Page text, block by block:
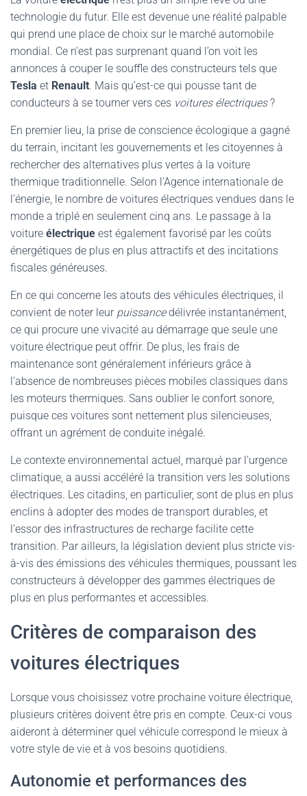
technologie du futur. Elle est devenue une réalité palpable
qui prend une place de choix sur le marché automobile
mondial. Ce n’est pas surprenant quand l’on voit les
annonces à couper le souffle des constructeurs tels que
Tesla et Renault. Mais qu’est-ce qui pousse tant de
conducteurs à se tourner vers ces voitures électriques?
En premier lieu, la prise de conscience écologique a gagné
du terrain, incitant les gouvernements et les citoyennes à
rechercher des alternatives plus vertes à la voiture
thermique traditionnelle. Selon l’Agence internationale de
l’énergie, le nombre de voitures électriques vendues dans le
monde a triplé en seulement cinq ans. Le passage à la
voiture électrique est également favorisé par les coûts
énergétiques de plus en plus attractifs et des incitations
fiscales généreuses.
En ce qui concerne les atouts des véhicules électriques, il
convient de noter leur puissancedélivrée instantanément,
ce qui procure une vivacité au démarrage que seule une
voiture électrique peut offrir. De plus, les frais de
maintenance sont généralement inférieurs grâce à
l’absence de nombreuses pièces mobiles classiques dans
les moteurs thermiques. Sans oublier le confort sonore,
puisque ces voitures sont nettement plus silencieuses,
offrant un agrément de conduite inégalé.
Le contexte environnemental actuel, marqué par l’urgence
climatique, a aussi accéléré la transition vers les solutions
électriques. Les citadins, en particulier, sont de plus en plus
enclins à adopter des modes de transport durables, et
l’essor des infrastructures de recharge facilite cette
transition. Par ailleurs, la législation devient plus stricte vis-
à-vis des émissions des véhicules thermiques, poussant les
constructeurs à développer des gammes électriques de
plus en plus performantes et accessibles.
Critères de comparaison des
voitures électriques
Lorsque vous choisissez votre prochaine voiture électrique,
plusieurs critères doivent être pris en compte. Ceux-ci vous
aideront à déterminer quel véhicule correspond le mieux à
votre style de vie et à vos besoins quotidiens.
Autonomie et performances des